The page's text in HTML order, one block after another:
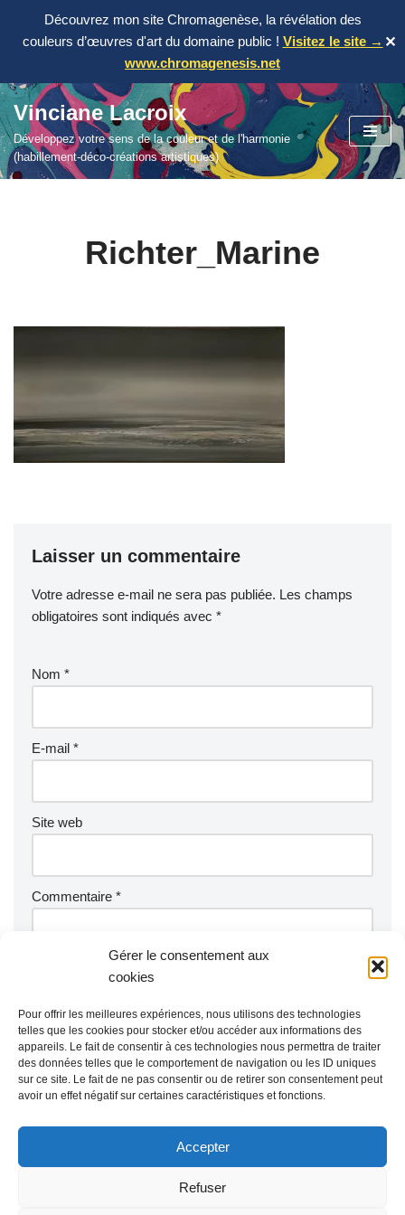
Gérer le consentement aux
cookies
Pour offrir les meilleures expériences, nous utilisons des technologies
telles que les cookies pour stocker et/ou accéder aux informations des
appareils. Le fait de consentir à ces technologies nous permettra de traiter
des données telles que le comportement de navigation ou les ID uniques
sur ce site. Le fait de ne pas consentir ou de retirer son consentement peut
avoir un effet négatif sur certaines caractéristiques et fonctions.
Accepter
Refuser
Découvrez mon site Chromagenèse, la révélation des
couleurs d’œuvres d'art du domaine public ! Visitez le site →
www.chromagenesis.net
✕
Aller
au
contenu
Vinciane Lacroix
Développez votre sens de la couleur et de l'harmonie
(habillement-déco-créations artistiques)
Richter_Marine
Laisser un commentaire
Votre adresse e-mail ne sera pas publiée. Les champs
obligatoires sont indiqués avec *
Nom *
E-mail *
Site web
Commentaire *